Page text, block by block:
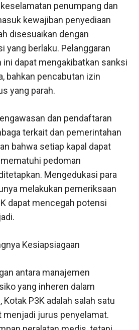
penumpang dan
kewajiban penyediaan
disesuaikan dengan
yang berlaku. Pelanggaran
dapat mengakibatkan sanksi
bahkan pencabutan izin
yang parah.
dan pendaftaran
terkait dan pemerintahan
bahwa setiap kapal dapat
pedoman
Mengedukasi para
melakukan pemeriksaan
dapat mencegah potensi
Kesiapsiagaan
antara manajemen
yang inheren dalam
Kotak P3K adalah salah satu
menjadi jurus penyelamat.